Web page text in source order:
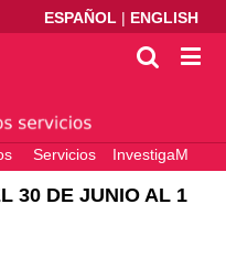
ESPAÑOL | ENGLISH
Servicios
InvestigaM
– Ciencia
Abierta
30 DE JUNIO AL 1